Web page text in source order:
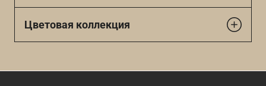
Цветовая коллекция